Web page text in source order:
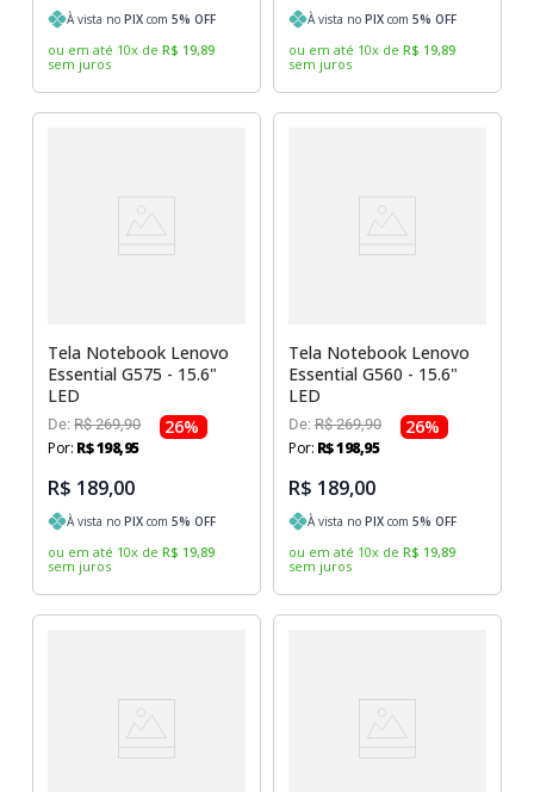
À vista noPIX com5% OFF
ou em até 10x de R$ 19,89
sem juros
À vista no PIX com 5% OFF
ou em até 10x de R$ 19,89
sem juros
Tela Notebook Lenovo
Essential G575 - 15.6"
LED
De:R$ 269,90 26%
Por: R$198,95
R$ 189,00
À vista noPIX com5% OFF
ou em até 10x de R$ 19,89
sem juros
Tela Notebook Lenovo
Essential G560 - 15.6"
LED
De: R$ 269,90 26%
Por: R$198,95
R$ 189,00
À vista no PIX com 5% OFF
ou em até 10x de R$ 19,89
sem juros